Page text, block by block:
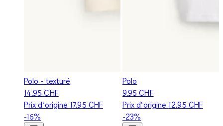
Polo - texturé
14.95 CHF
Prix d‘origine17.95 CHF
-16%
Polo
9.95 CHF
Prix d‘origine12.95 CHF
-23%